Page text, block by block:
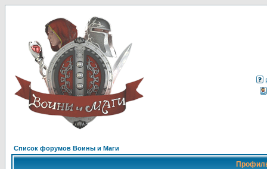
Список форумов Воины и Маги